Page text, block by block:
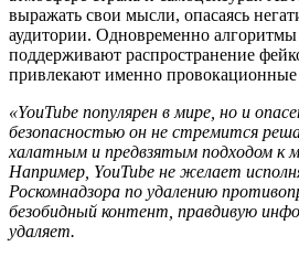
выражать свои мысли, опасаясь
аудитории. Одновременно
поддерживают распространение
привлекают именно провокационные
«YouTube популярен в мире, но и
безопасностью он не стремится
халатным и предвзятым подходом к
Например, YouTube не желает
Роскомнадзора по удалению
безобидный контент, правдивую
удаляет.